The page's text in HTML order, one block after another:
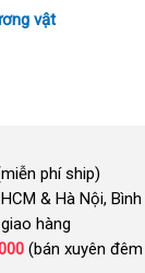
vật
phí ship)
& Hà Nội,
hàng
(bán xuyên